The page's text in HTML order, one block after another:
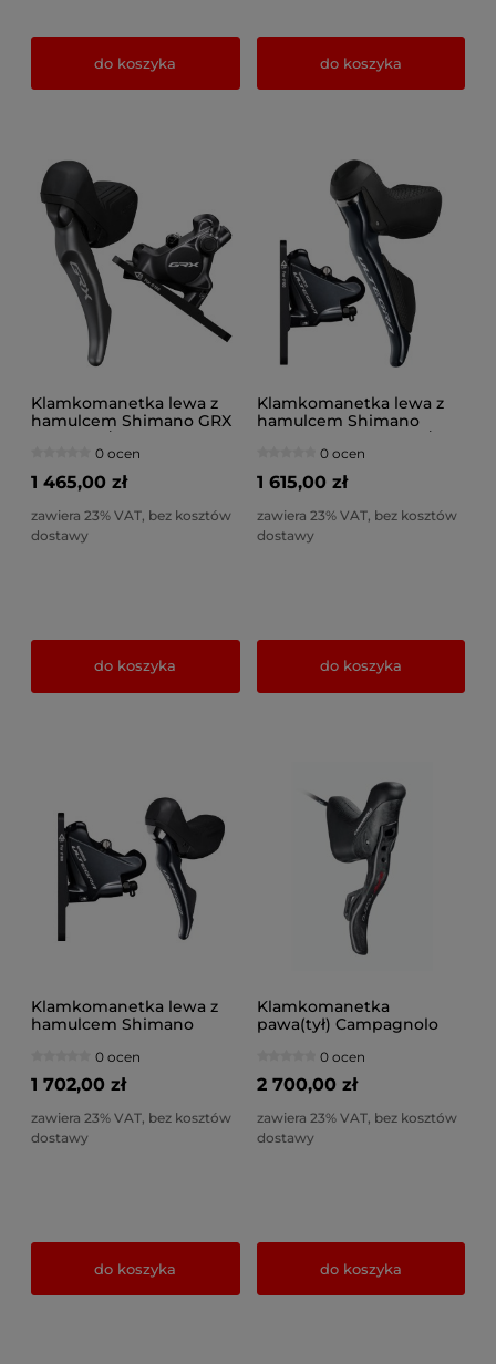
do koszyka do koszyka
Klamkomanetka lewa z
hamulcem Shimano GRX
ST-RX820/BR-RX820 Di2
1000mm0 ocen
1 465,00 zł
zawiera 23% VAT, bez kosztów
dostawy
do koszyka
Klamkomanetka lewa z
hamulcem Shimano
Ultegra Di2 ST-R8070/BR-
R8070 1000mm
0 ocen
1 615,00 zł
zawiera 23% VAT, bez kosztów
dostawy
do koszyka
Klamkomanetka lewa z
hamulcem Shimano
R8070 1000mm
0 ocen
1 702,00 zł
zawiera 23% VAT, bez kosztów
dostawy
do koszyka
Klamkomanetka
pawa(tył) Campagnolo
pod hamulec tarczowy
140mm bez śrub
0 ocen
2 700,00 zł
zawiera 23% VAT, bez kosztów
dostawy
do koszyka